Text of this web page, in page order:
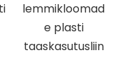
lemmikloomad
e plasti
taaskasutusliin